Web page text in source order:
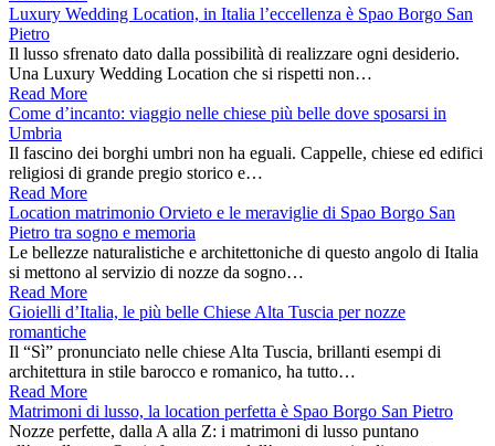
Luxury Wedding Location, in Italia l’eccellenza è Spao Borgo San
Pietro
Il lusso sfrenato dato dalla possibilità di realizzare ogni desiderio.
Una Luxury Wedding Location che si rispetti non…
Read More
Come d’incanto: viaggio nelle chiese più belle dove sposarsi in
Umbria
Il fascino dei borghi umbri non ha eguali. Cappelle, chiese ed edifici
religiosi di grande pregio storico e…
Read More
Location matrimonio Orvieto e le meraviglie di Spao Borgo San
Pietro tra sogno e memoria
Le bellezze naturalistiche e architettoniche di questo angolo di Italia
si mettono al servizio di nozze da sogno…
Read More
Gioielli d’Italia, le più belle Chiese Alta Tuscia per nozze
romantiche
Il “Sì” pronunciato nelle chiese Alta Tuscia, brillanti esempi di
architettura in stile barocco e romanico, ha tutto…
Read More
Matrimoni di lusso, la location perfetta è Spao Borgo San Pietro
Nozze perfette, dalla A alla Z: i matrimoni di lusso puntano